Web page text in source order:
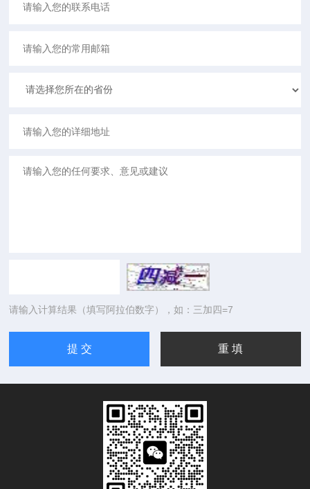
请输入计算结果（填写阿拉伯数字），如：三加四=7